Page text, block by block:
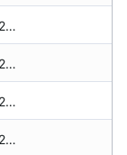
53,275 zł
53,275 zł
53,210 zł
53,210 zł